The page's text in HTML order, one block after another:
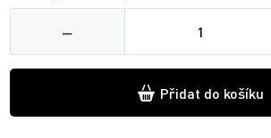
−
Množství
Přidat do košíku